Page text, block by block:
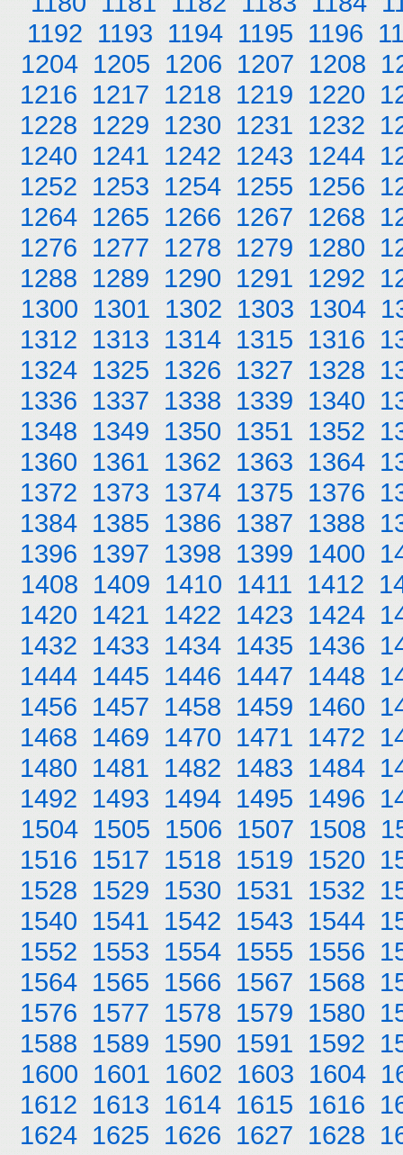
1192 1193 1194 1195 1196
1204 1205 1206 1207 1208
1216 1217 1218 1219 1220
1228 1229 1230 1231 1232
1240 1241 1242 1243 1244
1252 1253 1254 1255 1256
1264 1265 1266 1267 1268
1276 1277 1278 1279 1280
1288 1289 1290 1291 1292
1300 1301 1302 1303 1304
1312 1313 1314 1315 1316
1324 1325 1326 1327 1328
1336 1337 1338 1339 1340
1348 1349 1350 1351 1352
1360 1361 1362 1363 1364
1372 1373 1374 1375 1376
1384 1385 1386 1387 1388
1396 1397 1398 1399 1400
1408 1409 1410 1411 1412
1420 1421 1422 1423 1424
1432 1433 1434 1435 1436
1444 1445 1446 1447 1448
1456 1457 1458 1459 1460
1468 1469 1470 1471 1472
1480 1481 1482 1483 1484
1492 1493 1494 1495 1496
1504 1505 1506 1507 1508
1516 1517 1518 1519 1520
1528 1529 1530 1531 1532
1540 1541 1542 1543 1544
1552 1553 1554 1555 1556
1564 1565 1566 1567 1568
1576 1577 1578 1579 1580
1588 1589 1590 1591 1592
1600 1601 1602 1603 1604
1612 1613 1614 1615 1616
1624 1625 1626 1627 1628